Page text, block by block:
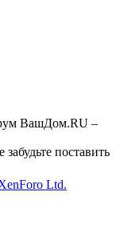
ВашДом.RU –
поставить
Ltd.